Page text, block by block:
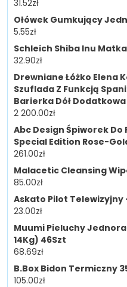
31.52zł
Ołówek Gumkujący
5.55zł
Schleich Shiba Inu
32.90zł
Drewniane Łóżko Elena
Szuflada Z Funkcją
Barierka Dół
2 200.00zł
Abc Design Śpiworek
Special Edition Rose-
261.00zł
Malacetic Cleansing
85.00zł
Askato Pilot Telewizyjny
23.00zł
Muumi Pieluchy
14Kg) 46Szt
68.69zł
B.Box Bidon Termiczny
105.00zł